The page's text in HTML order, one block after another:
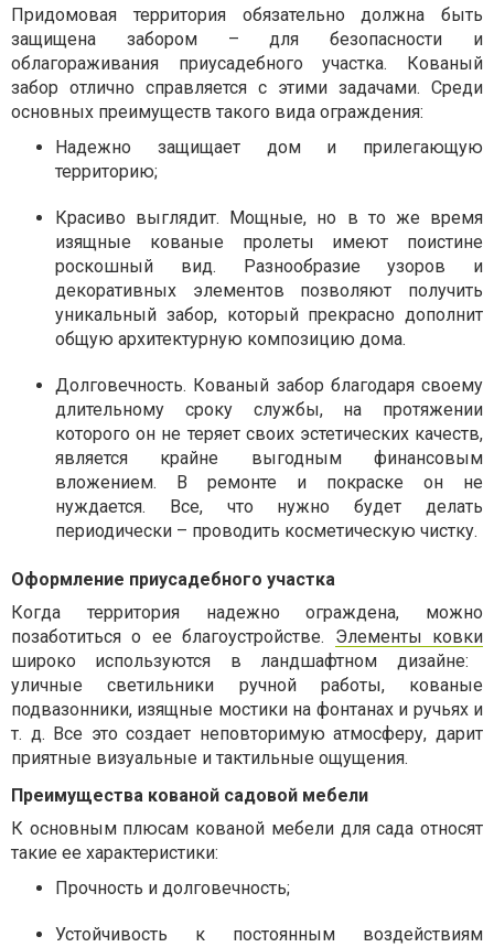
Придомовая территория обязательно должна быть
защищена забором – для безопасности и
облагораживания приусадебного участка. Кованый
забор отлично справляется с этими задачами. Среди
основных преимуществ такого вида ограждения:
Надежно защищает дом и прилегающую
территорию;
Красиво выглядит. Мощные, но в то же время
изящные кованые пролеты имеют поистине
роскошный вид. Разнообразие узоров и
декоративных элементов позволяют получить
уникальный забор, который прекрасно дополнит
общую архитектурную композицию дома.
Долговечность. Кованый забор благодаря своему
длительному сроку службы, на протяжении
которого он не теряет своих эстетических качеств,
является крайне выгодным финансовым
вложением. В ремонте и покраске он не
нуждается. Все, что нужно будет делать
периодически – проводить косметическую чистку.
Оформление приусадебного участка
Когда территория надежно ограждена, можно
позаботиться о ее благоустройстве. Элементы ковки
широко используются в ландшафтном дизайне:
уличные светильники ручной работы, кованые
подвазонники, изящные мостики на фонтанах и ручьях и
т. д. Все это создает неповторимую атмосферу, дарит
приятные визуальные и тактильные ощущения.
Преимущества кованой садовой мебели
К основным плюсам кованой мебели для сада относят
такие ее характеристики:
Прочность и долговечность;
Устойчивость к постоянным воздействиям